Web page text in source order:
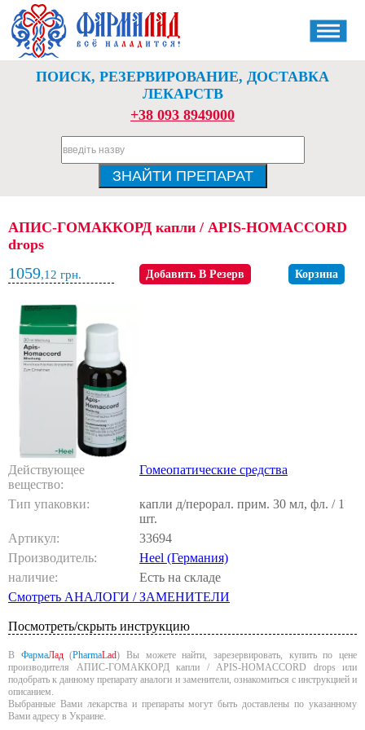
ПОИСК, РЕЗЕРВИРОВАНИЕ, ДОСТАВКА
ЛЕКАРСТВ
+38 093 8949000
АПИС-ГОМАККОРД капли / APIS-HOMACCORD
drops
1059,12 грн. Добавить В Резерв Корзина
Действующее
вещество:
Гомеопатические средства
Тип упаковки:
капли д/перорал. прим. 30 мл, фл. / 1
шт.
Артикул:
33694
Производитель:
Heel (Германия)
наличие:
Есть на складе
Смотреть АНАЛОГИ / ЗАМЕНИТЕЛИ
Посмотреть/скрыть инструкцию
В ФармаЛад(PharmaLad) Вы можете найти, зарезервировать, купить по цене
производителя АПИС-ГОМАККОРД капли / APIS-HOMACCORD drops или
подобрать к данному препарату аналоги и заменители, ознакомиться с инструкцией и
описанием.
Выбранные Вами лекарства и препараты могут быть доставлены по указанному
Вами адресу в Украине.